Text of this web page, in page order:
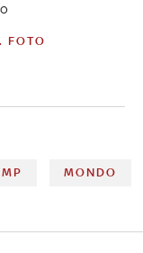
FOTO
MONDO